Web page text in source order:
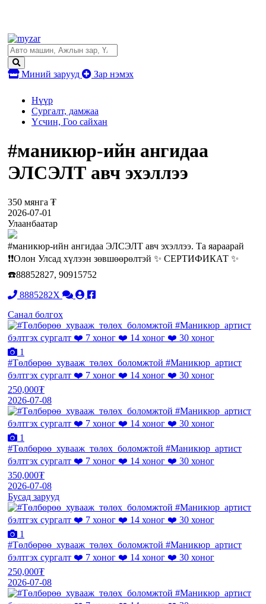
Миний зарууд Зар нэмэх
Нүүр
Сургалт, дамжаа
Үсчин, Гоо сайхан
#маникюр-ийн ангидаа
ЭЛСЭЛТ авч эхэллээ
350 мянга ₮
2026-07-01
Улаанбаатар
#маникюр-ийн ангидаа ЭЛСЭЛТ авч эхэллээ. Та яараарай
❗️❗️Олон Улсад хүлээн зөвшөөрөлтэй ✨ СЕРТИФИКАТ ✨
☎️88852827, 90915752
8885282X
Санал болгох
1
#Төлбөрөө_хувааж_төлөх_боломжтой #Маникюр_артист
бэлтгэх сургалт ❤️ 7 хоног ❤️ 14 хоног ❤️ 30 хоног
250,000₮
2026-07-08
1
#Төлбөрөө_хувааж_төлөх_боломжтой #Маникюр_артист
бэлтгэх сургалт ❤️ 7 хоног ❤️ 14 хоног ❤️ 30 хоног
350,000₮
2026-07-08
Бусад зарууд
1
#Төлбөрөө_хувааж_төлөх_боломжтой #Маникюр_артист
бэлтгэх сургалт ❤️ 7 хоног ❤️ 14 хоног ❤️ 30 хоног
250,000₮
2026-07-08